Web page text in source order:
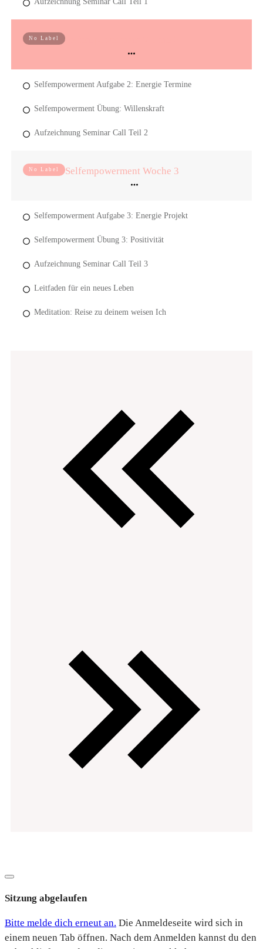
No Label
Selfempowerment Aufgabe 2: Energie Termine
Selfempowerment Übung: Willenskraft
Aufzeichnung Seminar Call Teil 2
No Label Selfempowerment Woche 3
Selfempowerment Aufgabe 3: Energie Projekt
Selfempowerment Übung 3: Positivität
Aufzeichnung Seminar Call Teil 3
Leitfaden für ein neues Leben
Meditation: Reise zu deinem weisen Ich
Dialog
Sitzung abgelaufen
Bitte melde dich erneut an. Die Anmeldeseite wird sich in
einem neuen Tab öffnen. Nach dem Anmelden kannst du den